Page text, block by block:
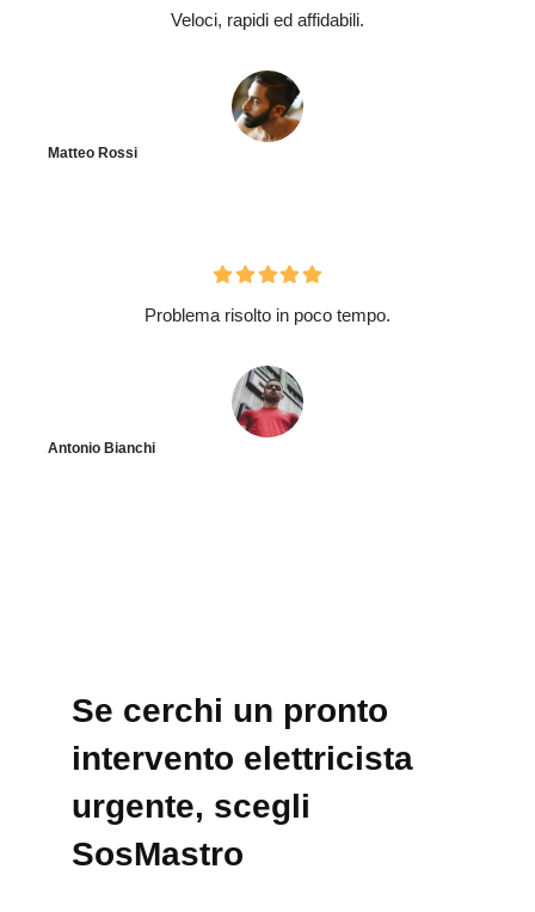
Veloci, rapidi ed affidabili.
Matteo Rossi
Problema risolto in poco tempo.
Antonio Bianchi
Se cerchi un pronto
intervento elettricista
urgente, scegli
SosMastro